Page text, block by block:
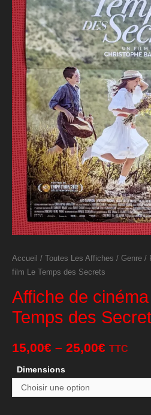
Accueil / Toutes Les Affiches / Genre /
film Le Temps des Secrets
Affiche de
Temps des
15,00€ – 25,00€ TTC
Dimensions